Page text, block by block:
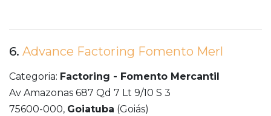
6. Advance Factoring Fomento Merl
Categoria: Factoring - Fomento Mercantil
Av Amazonas 687 Qd 7 Lt 9/10 S 3
75600-000, Goiatuba (Goiás)